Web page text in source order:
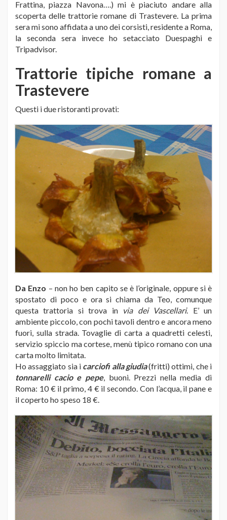
Frattina, piazza Navona….) mi è piaciuto andare alla
scoperta delle trattorie romane di Trastevere. La prima
sera mi sono affidata a uno dei corsisti, residente a Roma,
la seconda sera invece ho setacciato Duespaghi e
Tripadvisor.
Trattorie tipiche romane a
Trastevere
Questi i due ristoranti provati:
Da Enzo – non ho ben capito se è l’originale, oppure si è
spostato di poco e ora si chiama da Teo, comunque
questa trattoria si trova in via dei Vascellari. E’ un
ambiente piccolo, con pochi tavoli dentro e ancora meno
fuori, sulla strada. Tovaglie di carta a quadretti celesti,
servizio spiccio ma cortese, menù tipico romano con una
carta molto limitata.
Ho assaggiato sia i carciofi alla giudia(fritti) ottimi, che i
tonnarelli cacio e pepe, buoni. Prezzi nella media di
Roma: 10 € il primo, 4 € il secondo. Con l’acqua, il pane e
il coperto ho speso 18 €.